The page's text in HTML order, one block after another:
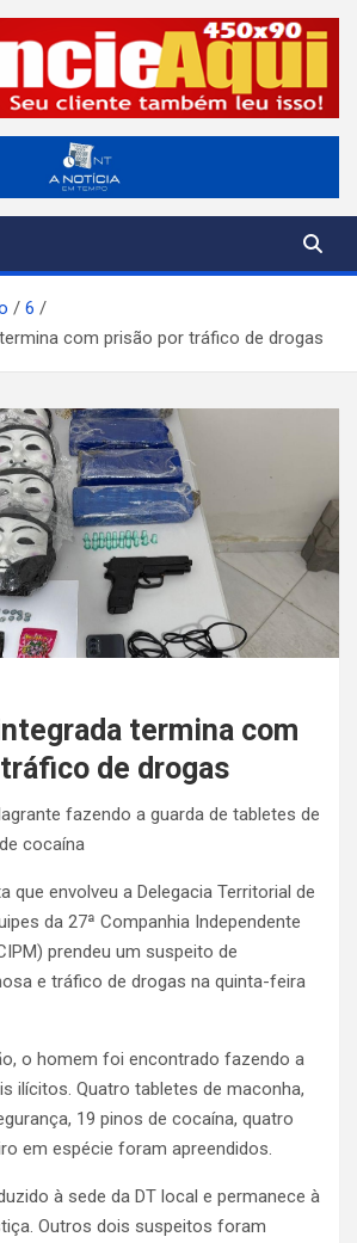
Tempo
Todo
6
com prisão por tráfico de drogas
termina com
de drogas
fazendo a guarda de tabletes de
cocaína
que envolveu a Delegacia Territorial de
da 27ª Companhia Independente
prendeu um suspeito de
e tráfico de drogas na quinta-feira
o homem foi encontrado fazendo a
ilícitos. Quatro tabletes de maconha,
19 pinos de cocaína, quatro
em espécie foram apreendidos.
à sede da DT local e permanece à
Outros dois suspeitos foram